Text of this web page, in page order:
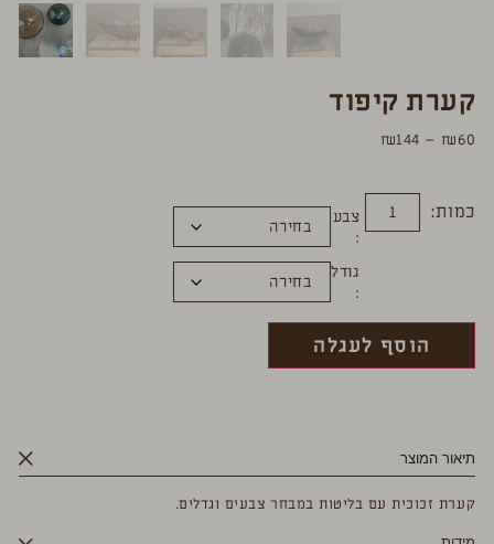
קערת קיפוד
₪60
–
₪144
כמות: צבע
גודל
הוסף לעגלה
תיאור המוצר
קערת זכוכית עם בליטות במבחר צבעים וגדלים.